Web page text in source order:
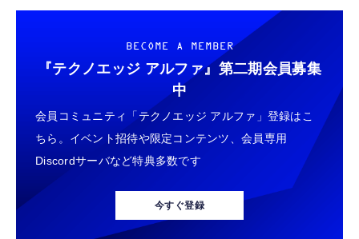
BECOME A MEMBER
『テクノエッジ アルファ』 第二期会員募集
中
会員コミュニティ「テクノエッジ アルファ」登録はこ
ちら。イベント招待や限定コンテンツ、会員専用
Discordサーバなど特典多数です
今すぐ登録